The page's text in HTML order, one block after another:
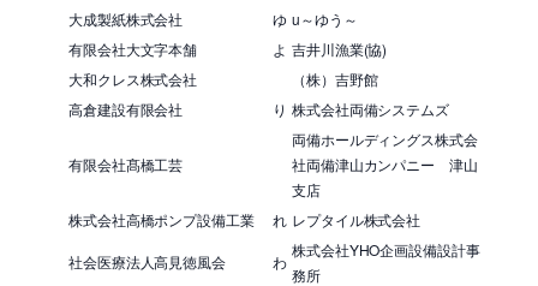
大成製紙株式会社
ゆ u～ゆう～
有限会社大文字本舗
よ 吉井川漁業(協)
大和クレス株式会社
（株）吉野館
高倉建設有限会社
り 株式会社両備システムズ
有限会社髙橋工芸
両備ホールディングス株式会
社両備津山カンパニー 津山
支店
株式会社高橋ポンプ設備工業
れ レプタイル株式会社
社会医療法人高見徳風会 わ
株式会社YHO企画設備設計事
務所